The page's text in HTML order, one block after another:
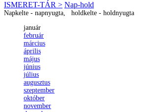
ISMERET-TÁR > Nap-hold
Napkelte - napnyugta, holdkelte - holdnyugta
január
február
március
április
május
június
július
augusztus
szeptember
október
november